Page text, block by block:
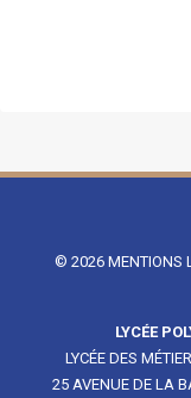
© 2026 MENTIONS
LYCÉE
LYCÉE DES
25 AVENUE DE LA